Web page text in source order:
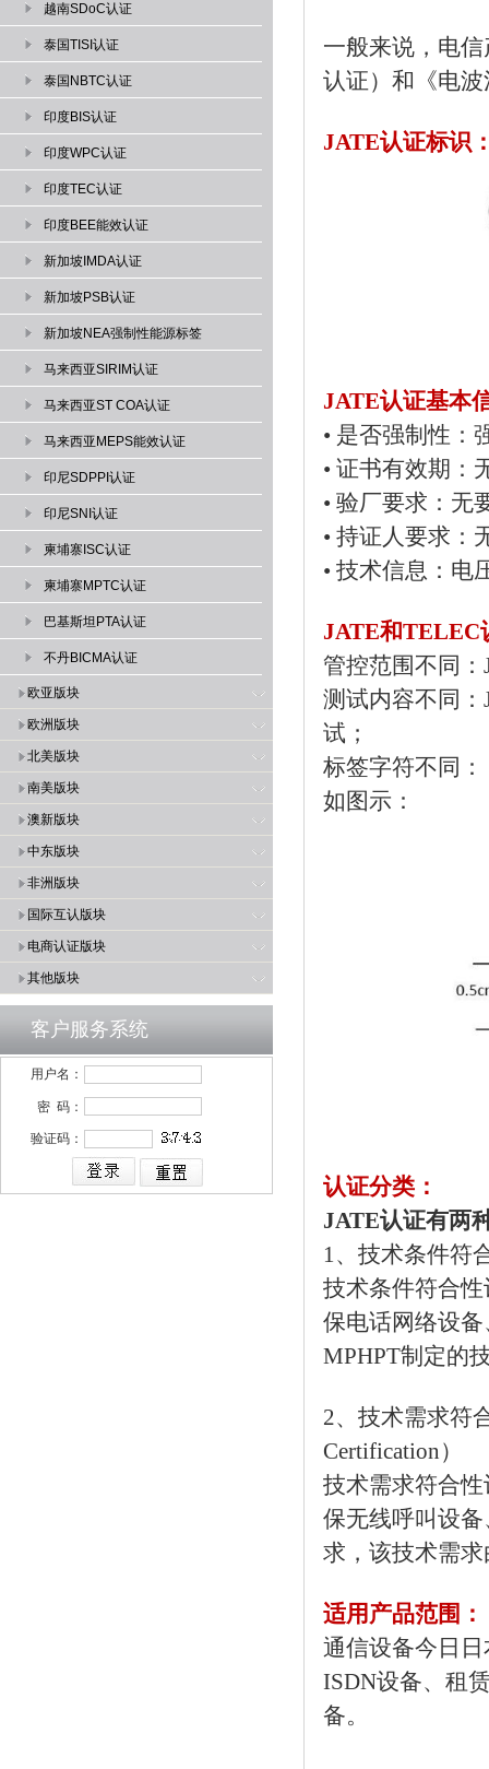
越南SDoC认证
泰国TISI认证
泰国NBTC认证
印度BIS认证
印度WPC认证
印度TEC认证
印度BEE能效认证
新加坡IMDA认证
新加坡PSB认证
新加坡NEA强制性能源标签
马来西亚SIRIM认证
马来西亚ST COA认证
马来西亚MEPS能效认证
印尼SDPPI认证
印尼SNI认证
柬埔寨ISC认证
柬埔寨MPTC认证
巴基斯坦PTA认证
不丹BICMA认证
欧亚版块
欧洲版块
北美版块
南美版块
澳新版块
中东版块
非洲版块
国际互认版块
电商认证版块
其他版块
客户服务系统
用户名：
密 码：
验证码：
一般来说，电
认证）和《电
JATE认证标识
JATE认证基本
• 是否强制性：
• 证书有效期：
• 验厂要求：无
• 持证人要求：
• 技术信息：电
JATE和TELEC
管控范围不同
测试内容不同
试；
标签字符不同：
如图示：
认证分类：
JATE认证有两
1、技术条件符
技术条件符合
保电话网络设
MPHPT制定的
2、技术需求符
Certification）
技术需求符合
保无线呼叫设
求，该技术需
适用产品范围：
通信设备今日
ISDN设备、租
备。